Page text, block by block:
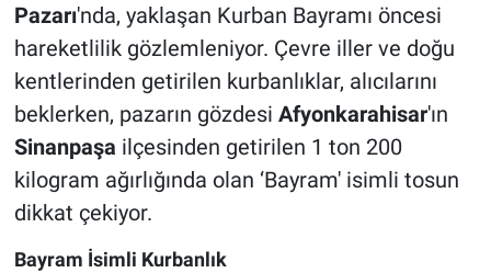
Pazarı'nda, yaklaşan Kurban Bayramı öncesi
hareketlilik gözlemleniyor. Çevre iller ve doğu
kentlerinden getirilen kurbanlıklar, alıcılarını
beklerken, pazarın gözdesi Afyonkarahisar'ın
Sinanpaşa ilçesinden getirilen 1 ton 200
kilogram ağırlığında olan ‘Bayram' isimli tosun
dikkat çekiyor.
Bayram İsimli Kurbanlık